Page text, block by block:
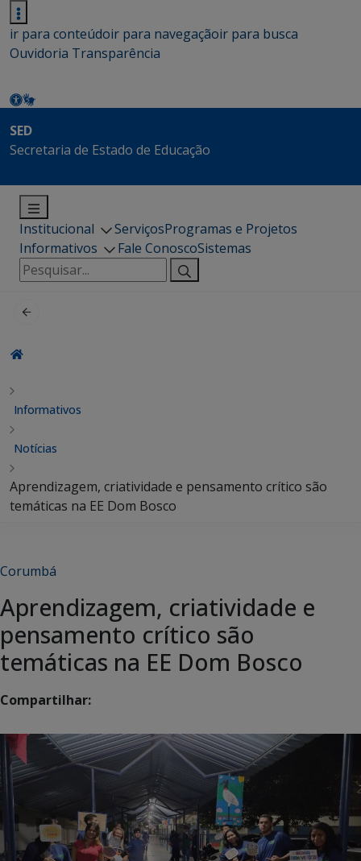
ir para conteúdoir para navegaçãoir para busca
Ouvidoria Transparência
SED
Secretaria de Estado de Educação
Institucional ServiçosProgramas e Projetos
Informativos
Fale ConoscoSistemas
Pesquisar
por:
Informativos
Notícias
Aprendizagem, criatividade e pensamento crítico são
temáticas na EE Dom Bosco
Corumbá
Aprendizagem, criatividade e
pensamento crítico são
temáticas na EE Dom Bosco
Compartilhar: